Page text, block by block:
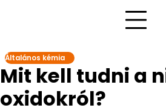
Általános kémia
Mit kell tudni a
oxidokról?